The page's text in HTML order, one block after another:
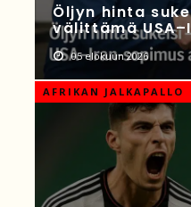
Öljyn hinta
välittämä
05 elokuun 2026
AFRIKAN JALKAPALLO